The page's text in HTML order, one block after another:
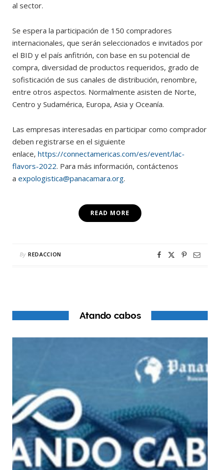
al sector.
Se espera la participación de 150 compradores
internacionales, que serán seleccionados e invitados por
el BID y el país anfitrión, con base en su potencial de
compra, diversidad de productos requeridos, grado de
sofisticación de sus canales de distribución, renombre,
entre otros aspectos. Normalmente asisten de Norte,
Centro y Sudamérica, Europa, Asia y Oceanía.
Las empresas interesadas en participar como comprador
deben registrarse en el siguiente
enlace, https://connectamericas.com/es/event/lac-
flavors-2022. Para más información, contáctenos
a expologistica@panacamara.org.
READ MORE
By REDACCION
Atando cabos